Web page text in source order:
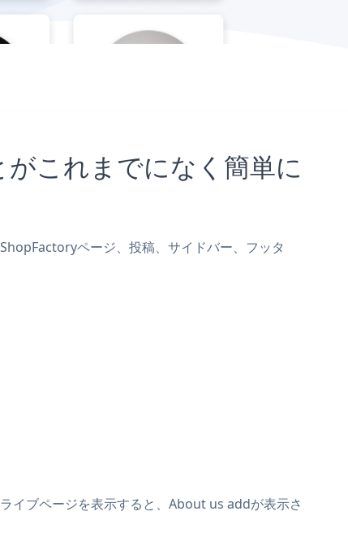
これまでになく簡単に
ページ、投稿、サイドバー、フッタ
イブページを表示すると、About us addが表示さ